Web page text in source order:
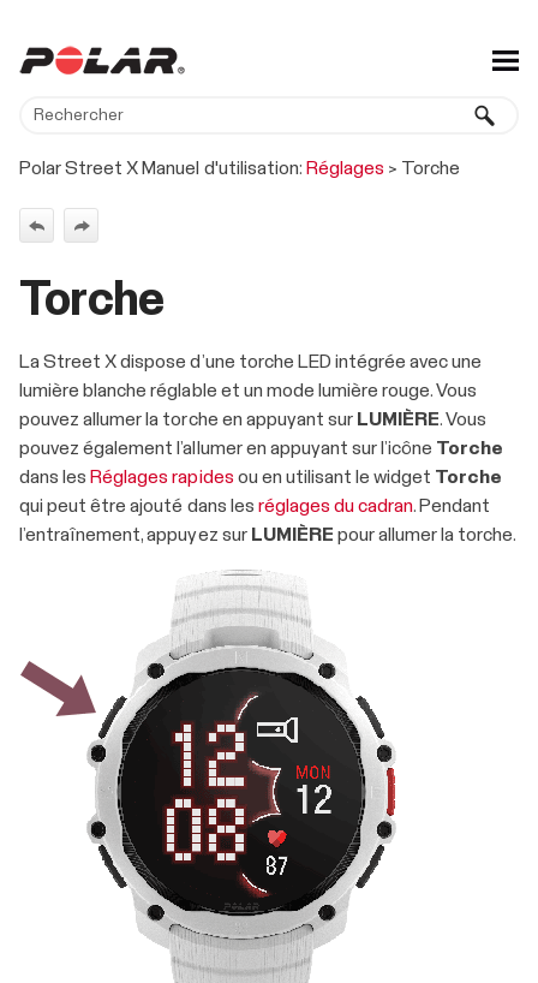
Passer au contenu principal
Polar Street X Manuel d'utilisation: Réglages > Torche
Torche
La Street X dispose d’une torche LED intégrée avec une
lumière blanche réglable et un mode lumière rouge. Vous
pouvez allumer la torche en appuyant sur LUMIÈRE. Vous
pouvez également l’allumer en appuyant sur l’icône Torche
dans les Réglages rapides ou en utilisant le widget Torche
qui peut être ajouté dans les réglages du cadran. Pendant
l’entraînement, appuyez sur LUMIÈRE pour allumer la torche.